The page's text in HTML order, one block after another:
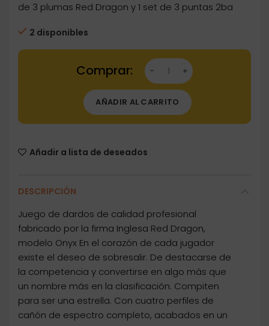
de 3 plumas Red Dragon y 1 set de 3 puntas 2ba
2 disponibles
Dartstore Dardos Red Dragon Seren Onyx 4
AÑADIR AL CARRITO
Añadir a lista de deseados
DESCRIPCIÓN
Juego de dardos de calidad profesional
fabricado por la firma Inglesa Red Dragon,
modelo Onyx En el corazón de cada jugador
existe el deseo de sobresalir. De destacarse de
la competencia y convertirse en algo más que
un nombre más en la clasificación. Compiten
para ser una estrella. Con cuatro perfiles de
cañón de espectro completo, acabados en un